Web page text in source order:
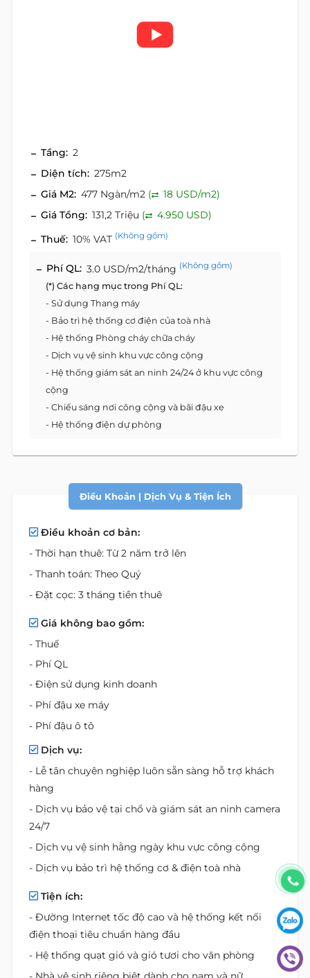
Tầng: 2
Diện tích: 275m2
Giá M2: 477 Ngàn/m2 (
18 USD/m2)
Giá Tổng: 131,2 Triệu (
4.950 USD)
Thuế: 10% VAT (Không gồm)
Phí QL: 3.0 USD/m2/tháng (Không gồm)
(*) Các hạng mục trong Phí QL:
- Sử dụng Thang máy
- Bảo trì hệ thống cơ điện của toà nhà
- Hệ thống Phòng cháy chữa cháy
- Dịch vụ vệ sinh khu vực công cộng
- Hệ thống giám sát an ninh 24/24 ở khu vực công
cộng
- Chiếu sáng nơi công cộng và bãi đậu xe
- Hệ thống điện dự phòng
Điều Khoản | Dịch Vụ & Tiện Ích
Điều khoản cơ bản:
- Thời hạn thuê: Từ 2 năm trở lên
- Thanh toán: Theo Quý
- Đặt cọc: 3 tháng tiền thuê
Giá không bao gồm:
- Thuế
- Phí QL
- Điện sử dụng kinh doanh
- Phí đậu xe máy
- Phí đậu ô tô
Dịch vụ:
- Lễ tân chuyên nghiệp luôn sẵn sàng hỗ trợ khách
hàng
- Dịch vụ bảo vệ tại chổ và giám sát an ninh camera
24/7
- Dịch vụ vệ sinh hằng ngày khu vực công cộng
- Dịch vụ bảo trì hệ thống cơ & điện toà nhà
Tiện ích:
- Đường Internet tốc độ cao và hệ thống kết nối
điện thoại tiêu chuẩn hàng đầu
- Hệ thống quạt gió và gió tươi cho văn phòng